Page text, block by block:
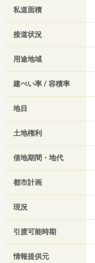
私道面積
接道状況
用途地域
建ぺい率 / 容積率
地目
土地権利
借地期間・地代
都市計画
現況
引渡可能時期
情報提供元